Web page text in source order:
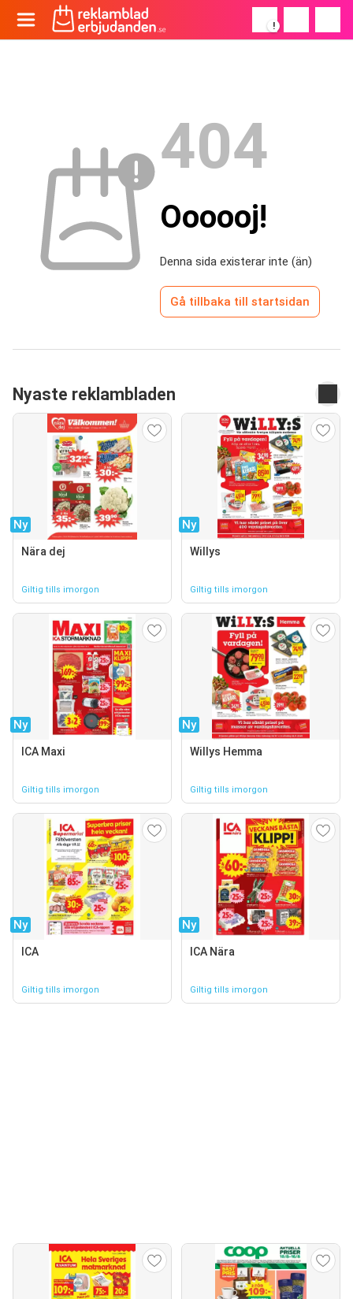
!
404
Oooooj!
Denna sida existerar inte (än)
Gå tillbaka till startsidan
Nyaste reklambladen
Ny
Nära dej
Giltig tills imorgon
Ny
Willys
Giltig tills imorgon
Ny
ICA Maxi
Giltig tills imorgon
Ny
Willys Hemma
Giltig tills imorgon
Ny
ICA
Giltig tills imorgon
Ny
ICA Nära
Giltig tills imorgon